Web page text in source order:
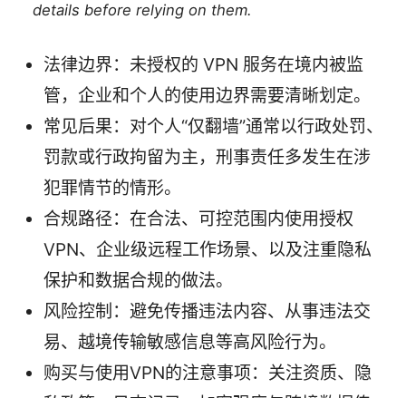
details before relying on them.
法律边界：未授权的 VPN 服务在境内被监
管，企业和个人的使用边界需要清晰划定。
常见后果：对个人“仅翻墙”通常以行政处罚、
罚款或行政拘留为主，刑事责任多发生在涉
犯罪情节的情形。
合规路径：在合法、可控范围内使用授权
VPN、企业级远程工作场景、以及注重隐私
保护和数据合规的做法。
风险控制：避免传播违法内容、从事违法交
易、越境传输敏感信息等高风险行为。
购买与使用VPN的注意事项：关注资质、隐